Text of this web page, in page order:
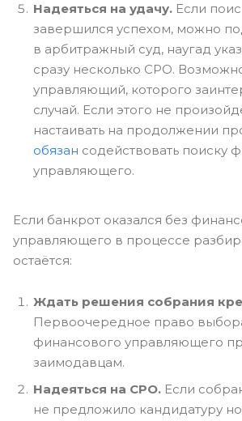
Надеяться на удачу. Если
завершился успехом, можно
в арбитражный суд, наугад
сразу несколько СРО.
управляющий, которого
случай. Если этого не
настаивать на продолжении
обязан содействовать поиску
управляющего.
Если банкрот оказался без
управляющего в процессе
остаётся:
Ждать решения собрания
Первоочередное право
финансового управляющего
заимодавцам.
Надеяться на СРО. Если
не предложило кандидатуру